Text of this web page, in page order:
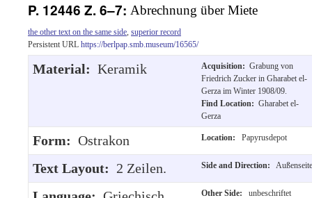
P. 12446 Z. 6–7: Abrechnung über Miete
the other text on the same side superior record
Persistent URL https://berlpap.smb.museum/16565/
Material: Keramik Acquisition: Grabung von
Friedrich Zucker in Gharabet el-
Gerza im Winter 1908/09.
Find Location: Gharabet el-
Gerza
Form: Ostrakon Location: Papyrusdepot
Text Layout: 2 Zeilen. Side and Direction: Außenseite
Other Side: unbeschriftet